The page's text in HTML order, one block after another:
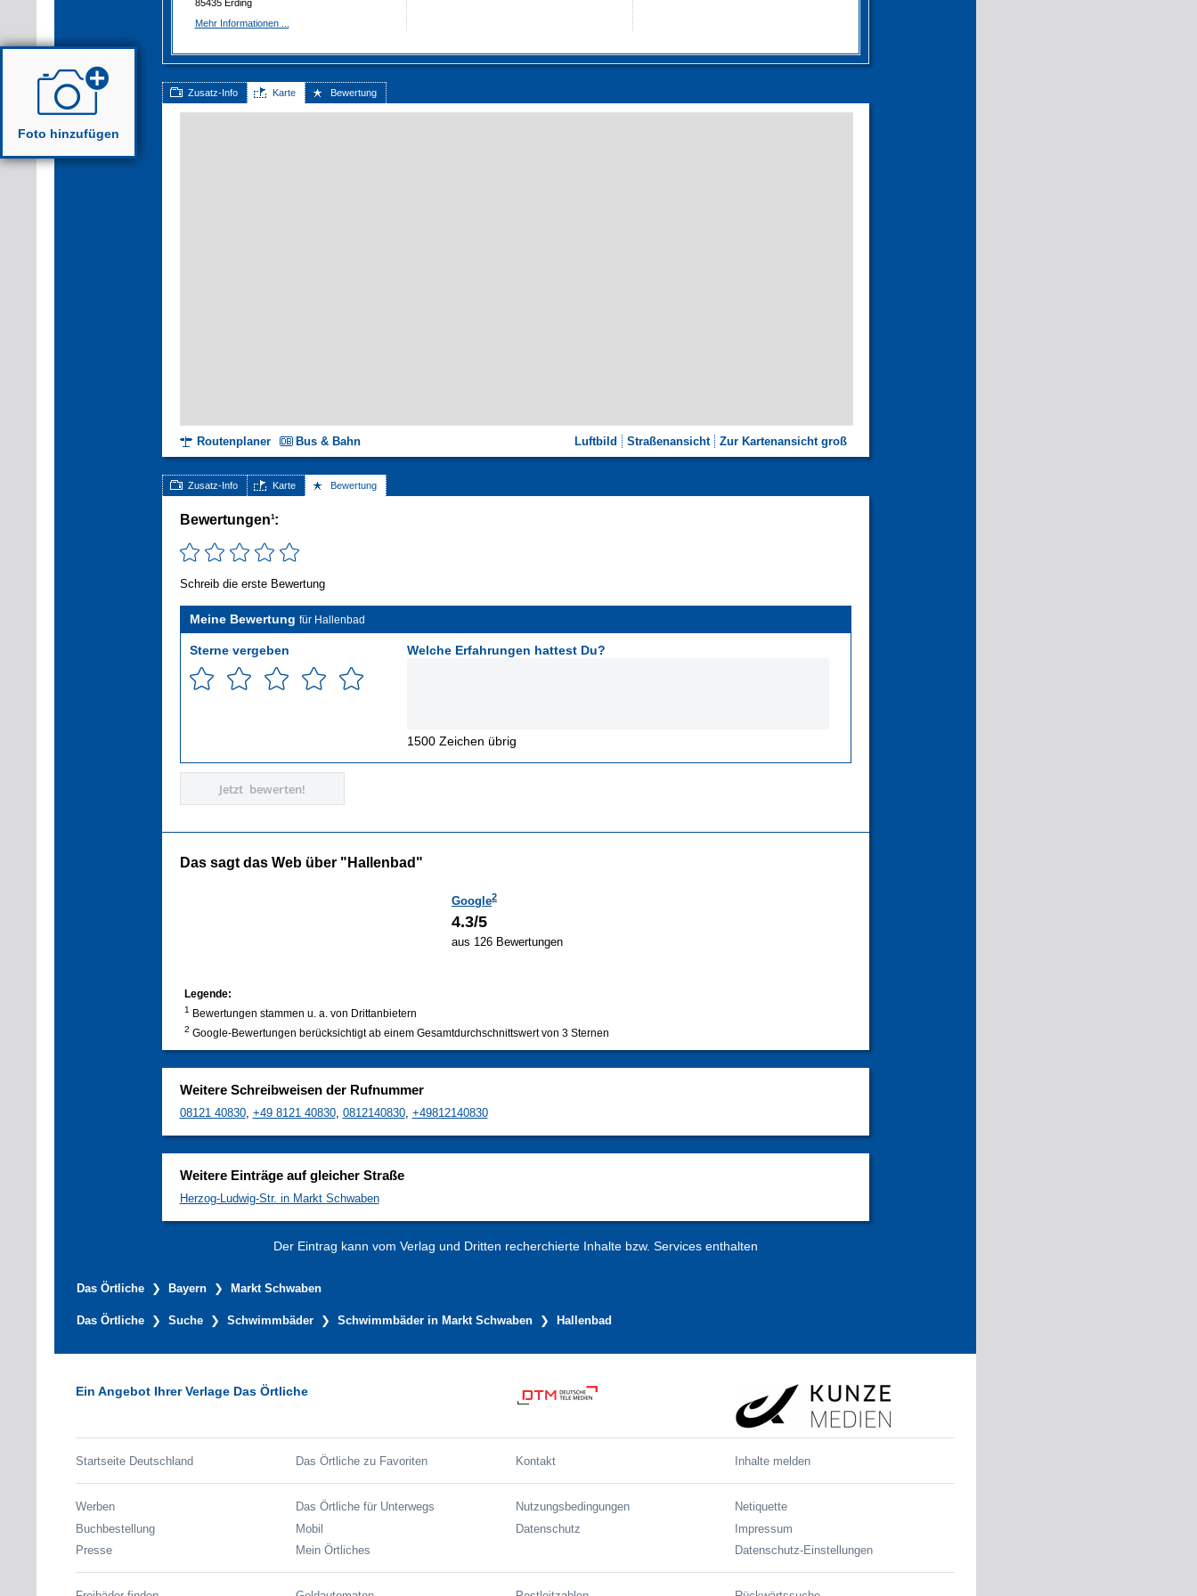
85435 Erding
Mehr Informationen ...
Zusatz-Info Karte Bewertung
Luftbild Straßenansicht Zur Kartenansicht groß
Routenplaner Bus & Bahn
Zusatz-Info Karte Bewertung
Bewertungen1:
Schreib die erste Bewertung
Meine Bewertung für Hallenbad
Sterne vergeben Welche Erfahrungen hattest Du?
1500 Zeichen übrig
Jetzt bewerten!
Das sagt das Web über "Hallenbad"
Google2
4.3/5
aus 126 Bewertungen
Legende:
1 Bewertungen stammen u. a. von Drittanbietern
2 Google-Bewertungen berücksichtigt ab einem Gesamtdurchschnittswert von 3 Sternen
Weitere Schreibweisen der Rufnummer
08121 40830, +49 8121 40830, 0812140830, +49812140830
Weitere Einträge auf gleicher Straße
Herzog-Ludwig-Str. in Markt Schwaben
Der Eintrag kann vom Verlag und Dritten recherchierte Inhalte bzw. Services enthalten
Das Örtliche Bayern Markt Schwaben
Das Örtliche Suche Schwimmbäder Schwimmbäder in Markt Schwaben Hallenbad
Foto hinzufügen
Ein Angebot Ihrer Verlage Das Örtliche
Startseite Deutschland Das Örtliche zu Favoriten Kontakt Inhalte melden
Werben
Buchbestellung
Presse
Das Örtliche für Unterwegs
Mobil
Mein Örtliches
Nutzungsbedingungen
Datenschutz
Netiquette
Impressum
Datenschutz-Einstellungen